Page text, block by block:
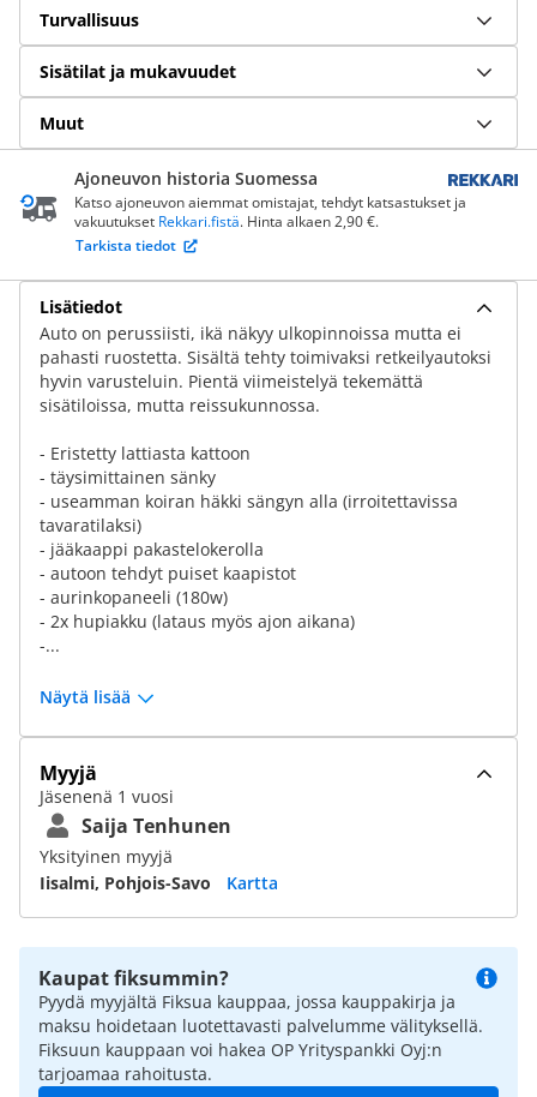
Turvallisuus
Sisätilat ja mukavuudet
Muut
Ajoneuvon historia Suomessa
Katso ajoneuvon aiemmat omistajat, tehdyt katsastukset ja
vakuutukset Rekkari.fistä. Hinta alkaen 2,90 €.
Tarkista tiedot
Lisätiedot
Auto on perussiisti, ikä näkyy ulkopinnoissa mutta ei
pahasti ruostetta. Sisältä tehty toimivaksi retkeilyautoksi
hyvin varusteluin. Pientä viimeistelyä tekemättä
sisätiloissa, mutta reissukunnossa.
- Eristetty lattiasta kattoon
- täysimittainen sänky
- useamman koiran häkki sängyn alla (irroitettavissa
tavaratilaksi)
- jääkaappi pakastelokerolla
- autoon tehdyt puiset kaapistot
- aurinkopaneeli (180w)
- 2x hupiakku (lataus myös ajon aikana)
-...
Näytä lisää
Myyjä
Jäsenenä 1 vuosi
Saija Tenhunen
Yksityinen myyjä
Iisalmi, Pohjois-Savo
Kartta
Kaupat fiksummin?
Pyydä myyjältä Fiksua kauppaa, jossa kauppakirja ja
maksu hoidetaan luotettavasti palvelumme välityksellä.
Fiksuun kauppaan voi hakea OP Yrityspankki Oyj:n
tarjoamaa rahoitusta.